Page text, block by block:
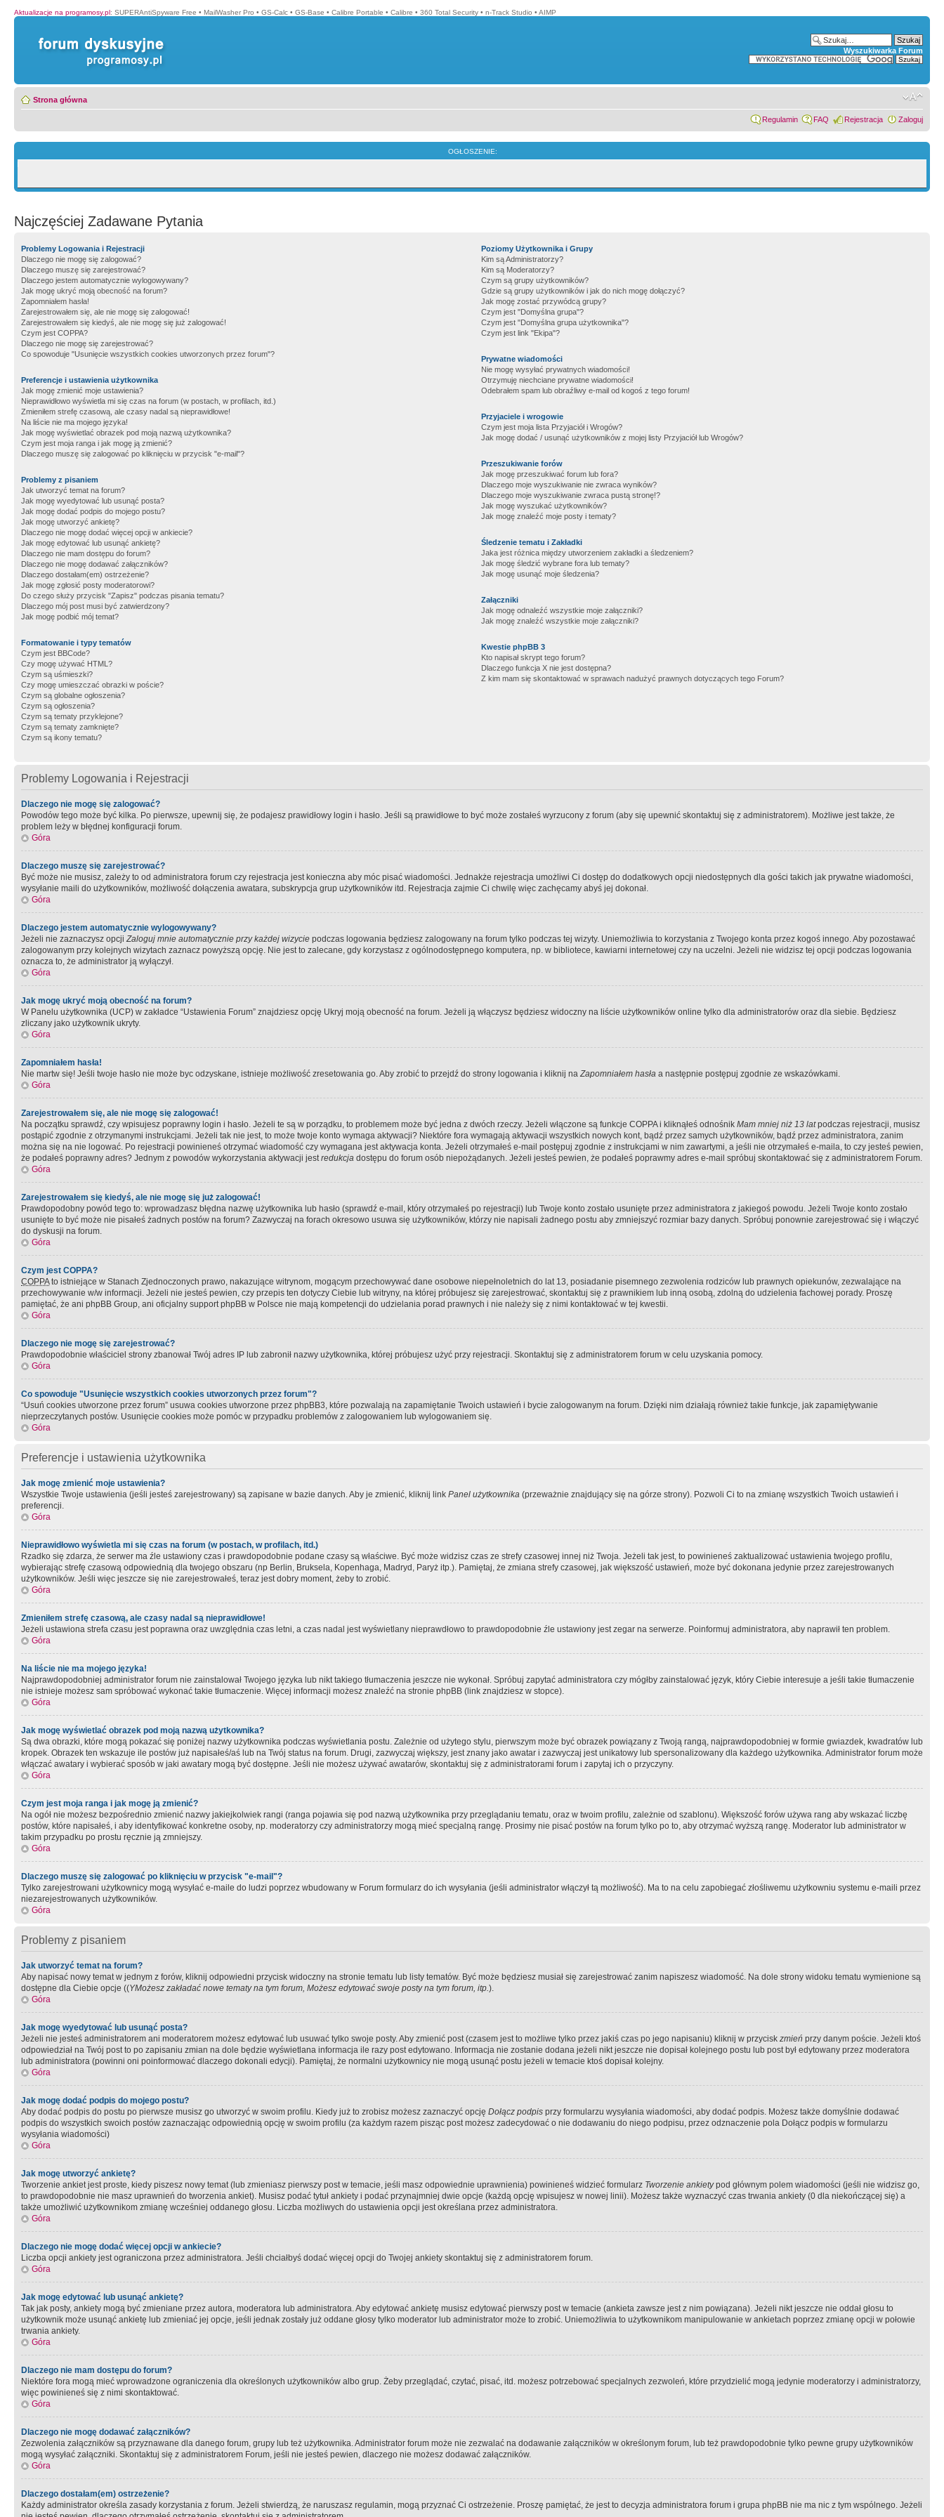
Aktualizacje na programosy.pl: SUPERAntiSpyware Free • MailWasher Pro • GS-Calc • GS-Base • Calibre Portable • Calibre • 360 Total Security • n-Track Studio • AIMP
Wyszukiwarka Forum
Strona główna
Regulamin FAQ Rejestracja Zaloguj
OGŁOSZENIE:
Najczęściej Zadawane Pytania
Problemy Logowania i Rejestracji
Dlaczego nie mogę się zalogować?
Dlaczego muszę się zarejestrować?
Dlaczego jestem automatycznie wylogowywany?
Jak mogę ukryć moją obecność na forum?
Zapomniałem hasła!
Zarejestrowałem się, ale nie mogę się zalogować!
Zarejestrowałem się kiedyś, ale nie mogę się już zalogować!
Czym jest COPPA?
Dlaczego nie mogę się zarejestrować?
Co spowoduje "Usunięcie wszystkich cookies utworzonych przez forum"?
Preferencje i ustawienia użytkownika
Jak mogę zmienić moje ustawienia?
Nieprawidłowo wyświetla mi się czas na forum (w postach, w profilach, itd.)
Zmieniłem strefę czasową, ale czasy nadal są nieprawidłowe!
Na liście nie ma mojego języka!
Jak mogę wyświetlać obrazek pod moją nazwą użytkownika?
Czym jest moja ranga i jak mogę ją zmienić?
Dlaczego muszę się zalogować po kliknięciu w przycisk "e-mail"?
Problemy z pisaniem
Jak utworzyć temat na forum?
Jak mogę wyedytować lub usunąć posta?
Jak mogę dodać podpis do mojego postu?
Jak mogę utworzyć ankietę?
Dlaczego nie mogę dodać więcej opcji w ankiecie?
Jak mogę edytować lub usunąć ankietę?
Dlaczego nie mam dostępu do forum?
Dlaczego nie mogę dodawać załączników?
Dlaczego dostałam(em) ostrzeżenie?
Jak mogę zgłosić posty moderatorowi?
Do czego służy przycisk "Zapisz" podczas pisania tematu?
Dlaczego mój post musi być zatwierdzony?
Jak mogę podbić mój temat?
Formatowanie i typy tematów
Czym jest BBCode?
Czy mogę używać HTML?
Czym są uśmieszki?
Czy mogę umieszczać obrazki w poście?
Czym są globalne ogłoszenia?
Czym są ogłoszenia?
Czym są tematy przyklejone?
Czym są tematy zamknięte?
Czym są ikony tematu?
Poziomy Użytkownika i Grupy
Kim są Administratorzy?
Kim są Moderatorzy?
Czym są grupy użytkowników?
Gdzie są grupy użytkowników i jak do nich mogę dołączyć?
Jak mogę zostać przywódcą grupy?
Czym jest "Domyślna grupa"?
Czym jest "Domyślna grupa użytkownika"?
Czym jest link "Ekipa"?
Prywatne wiadomości
Nie mogę wysyłać prywatnych wiadomości!
Otrzymuję niechciane prywatne wiadomości!
Odebrałem spam lub obraźliwy e-mail od kogoś z tego forum!
Przyjaciele i wrogowie
Czym jest moja lista Przyjaciół i Wrogów?
Jak mogę dodać / usunąć użytkowników z mojej listy Przyjaciół lub Wrogów?
Przeszukiwanie forów
Jak mogę przeszukiwać forum lub fora?
Dlaczego moje wyszukiwanie nie zwraca wyników?
Dlaczego moje wyszukiwanie zwraca pustą stronę!?
Jak mogę wyszukać użytkowników?
Jak mogę znaleźć moje posty i tematy?
Śledzenie tematu i Zakładki
Jaka jest różnica między utworzeniem zakładki a śledzeniem?
Jak mogę śledzić wybrane fora lub tematy?
Jak mogę usunąć moje śledzenia?
Załączniki
Jak mogę odnaleźć wszystkie moje załączniki?
Jak mogę znaleźć wszystkie moje załączniki?
Kwestie phpBB 3
Kto napisał skrypt tego forum?
Dlaczego funkcja X nie jest dostępna?
Z kim mam się skontaktować w sprawach nadużyć prawnych dotyczących tego Forum?
Problemy Logowania i Rejestracji
Dlaczego nie mogę się zalogować?
Powodów tego może być kilka. Po pierwsze, upewnij się, że podajesz prawidłowy login i hasło. Jeśli są prawidłowe to być może zostałeś wyrzucony z forum (aby się upewnić skontaktuj się z administratorem). Możliwe jest także, że
problem leży w błędnej konfiguracji forum.
Góra
Dlaczego muszę się zarejestrować?
Być może nie musisz, zależy to od administratora forum czy rejestracja jest konieczna aby móc pisać wiadomości. Jednakże rejestracja umożliwi Ci dostęp do dodatkowych opcji niedostępnych dla gości takich jak prywatne wiadomości,
wysyłanie maili do użytkowników, możliwość dołączenia awatara, subskrypcja grup użytkowników itd. Rejestracja zajmie Ci chwilę więc zachęcamy abyś jej dokonał.
Góra
Dlaczego jestem automatycznie wylogowywany?
Jeżeli nie zaznaczysz opcjiZaloguj mnie automatycznie przy każdej wizycie podczas logowania będziesz zalogowany na forum tylko podczas tej wizyty. Uniemożliwia to korzystania z Twojego konta przez kogoś innego. Aby pozostawać
zalogowanym przy kolejnych wizytach zaznacz powyższą opcję. Nie jest to zalecane, gdy korzystasz z ogólnodostępnego komputera, np. w bibliotece, kawiarni internetowej czy na uczelni. Jeżeli nie widzisz tej opcji podczas logowania
oznacza to, że administrator ją wyłączył.
Góra
Jak mogę ukryć moją obecność na forum?
W Panelu użytkownika (UCP) w zakładce “Ustawienia Forum” znajdziesz opcję Ukryj moją obecność na forum. Jeżeli ją włączysz będziesz widoczny na liście użytkowników online tylko dla administratorów oraz dla siebie. Będziesz
zliczany jako użytkownik ukryty.
Góra
Zapomniałem hasła!
Nie martw się! Jeśli twoje hasło nie może byc odzyskane, istnieje możliwość zresetowania go. Aby zrobić to przejdź do strony logowania i kliknij naZapomniałem hasła a następnie postępuj zgodnie ze wskazówkami.
Góra
Zarejestrowałem się, ale nie mogę się zalogować!
Na początku sprawdź, czy wpisujesz poprawny login i hasło. Jeżeli te są w porządku, to problemem może być jedna z dwóch rzeczy. Jeżeli włączone są funkcje COPPA i kliknąłeś odnośnik Mam mniej niż 13 latpodczas rejestracji, musisz
postąpić zgodnie z otrzymanymi instrukcjami. Jeżeli tak nie jest, to może twoje konto wymaga aktywacji? Niektóre fora wymagają aktywacji wszystkich nowych kont, bądź przez samych użytkowników, bądź przez administratora, zanim
można się na nie logować. Po rejestracji powinieneś otrzymać wiadomość czy wymagana jest aktywacja konta. Jeżeli otrzymałeś e-mail postępuj zgodnie z instrukcjami w nim zawartymi, a jeśli nie otrzymałeś e-maila, to czy jesteś pewien,
że podałeś poprawny adres? Jednym z powodów wykorzystania aktywacji jestredukcja dostępu do forum osób niepożądanych. Jeżeli jesteś pewien, że podałeś poprawmy adres e-mail spróbuj skontaktować się z administratorem Forum.
Góra
Zarejestrowałem się kiedyś, ale nie mogę się już zalogować!
Prawdopodobny powód tego to: wprowadzasz błędna nazwę użytkownika lub hasło (sprawdź e-mail, który otrzymałeś po rejestracji) lub Twoje konto zostało usunięte przez administratora z jakiegoś powodu. Jeżeli Twoje konto zostało
usunięte to być może nie pisałeś żadnych postów na forum? Zazwyczaj na forach okresowo usuwa się użytkowników, którzy nie napisali żadnego postu aby zmniejszyć rozmiar bazy danych. Spróbuj ponownie zarejestrować się i włączyć
do dyskusji na forum.
Góra
Czym jest COPPA?
COPPAto istniejące w Stanach Zjednoczonych prawo, nakazujące witrynom, mogącym przechowywać dane osobowe niepełnoletnich do lat 13, posiadanie pisemnego zezwolenia rodziców lub prawnych opiekunów, zezwalające na
przechowywanie w/w informacji. Jeżeli nie jesteś pewien, czy przepis ten dotyczy Ciebie lub witryny, na której próbujesz się zarejestrować, skontaktuj się z prawnikiem lub inną osobą, zdolną do udzielenia fachowej porady. Proszę
pamiętać, że ani phpBB Group, ani oficjalny support phpBB w Polsce nie mają kompetencji do udzielania porad prawnych i nie należy się z nimi kontaktować w tej kwestii.
Góra
Dlaczego nie mogę się zarejestrować?
Prawdopodobnie właściciel strony zbanował Twój adres IP lub zabronił nazwy użytkownika, której próbujesz użyć przy rejestracji. Skontaktuj się z administratorem forum w celu uzyskania pomocy.
Góra
Co spowoduje "Usunięcie wszystkich cookies utworzonych przez forum"?
“Usuń cookies utworzone przez forum” usuwa cookies utworzone przez phpBB3, które pozwalają na zapamiętanie Twoich ustawień i bycie zalogowanym na forum. Dzięki nim działają również takie funkcje, jak zapamiętywanie
nieprzeczytanych postów. Usunięcie cookies może pomóc w przypadku problemów z zalogowaniem lub wylogowaniem się.
Góra
Preferencje i ustawienia użytkownika
Jak mogę zmienić moje ustawienia?
Wszystkie Twoje ustawienia (jeśli jesteś zarejestrowany) są zapisane w bazie danych. Aby je zmienić, kliknij link Panel użytkownika (przeważnie znajdujący się na górze strony). Pozwoli Ci to na zmianę wszystkich Twoich ustawień i
preferencji.
Góra
Nieprawidłowo wyświetla mi się czas na forum (w postach, w profilach, itd.)
Rzadko się zdarza, że serwer ma źle ustawiony czas i prawdopodobnie podane czasy są właściwe. Być może widzisz czas ze strefy czasowej innej niż Twoja. Jeżeli tak jest, to powinieneś zaktualizować ustawienia twojego profilu,
wybierając strefę czasową odpowiednią dla twojego obszaru (np Berlin, Bruksela, Kopenhaga, Madryd, Paryż itp.). Pamiętaj, że zmiana strefy czasowej, jak większość ustawień, może być dokonana jedynie przez zarejestrowanych
użytkowników. Jeśli więc jeszcze się nie zarejestrowałeś, teraz jest dobry moment, żeby to zrobić.
Góra
Zmieniłem strefę czasową, ale czasy nadal są nieprawidłowe!
Jeżeli ustawiona strefa czasu jest poprawna oraz uwzględnia czas letni, a czas nadal jest wyświetlany nieprawdłowo to prawdopodobnie źle ustawiony jest zegar na serwerze. Poinformuj administratora, aby naprawił ten problem.
Góra
Na liście nie ma mojego języka!
Najprawdopodobniej administrator forum nie zainstalował Twojego języka lub nikt takiego tłumaczenia jeszcze nie wykonał. Spróbuj zapytać administratora czy mógłby zainstalować język, który Ciebie interesuje a jeśli takie tłumaczenie
nie istnieje możesz sam spróbować wykonać takie tłumaczenie. Więcej informacji możesz znaleźć na stronie phpBB (link znajdziesz w stopce).
Góra
Jak mogę wyświetlać obrazek pod moją nazwą użytkownika?
Są dwa obrazki, które mogą pokazać się poniżej nazwy użytkownika podczas wyświetlania postu. Zależnie od użytego stylu, pierwszym może być obrazek powiązany z Twoją rangą, najprawdopodobniej w formie gwiazdek, kwadratów lub
kropek. Obrazek ten wskazuje ile postów już napisałeś/aś lub na Twój status na forum. Drugi, zazwyczaj większy, jest znany jako awatar i zazwyczaj jest unikatowy lub spersonalizowany dla każdego użytkownika. Administrator forum może
włączać awatary i wybierać sposób w jaki awatary mogą być dostępne. Jeśli nie możesz używać awatarów, skontaktuj się z administratorami forum i zapytaj ich o przyczyny.
Góra
Czym jest moja ranga i jak mogę ją zmienić?
Na ogół nie możesz bezpośrednio zmienić nazwy jakiejkolwiek rangi (ranga pojawia się pod nazwą użytkownika przy przeglądaniu tematu, oraz w twoim profilu, zależnie od szablonu). Większość forów używa rang aby wskazać liczbę
postów, które napisałeś, i aby identyfikować konkretne osoby, np. moderatorzy czy administratorzy mogą mieć specjalną rangę. Prosimy nie pisać postów na forum tylko po to, aby otrzymać wyższą rangę. Moderator lub administrator w
takim przypadku po prostu ręcznie ją zmniejszy.
Góra
Dlaczego muszę się zalogować po kliknięciu w przycisk "e-mail"?
Tylko zarejestrowani użytkownicy mogą wysyłać e-maile do ludzi poprzez wbudowany w Forum formularz do ich wysyłania (jeśli administrator włączył tą możliwość). Ma to na celu zapobiegać złośliwemu użytkowniu systemu e-maili przez
niezarejestrowanych użytkowników.
Góra
Problemy z pisaniem
Jak utworzyć temat na forum?
Aby napisać nowy temat w jednym z forów, kliknij odpowiedni przycisk widoczny na stronie tematu lub listy tematów. Być może będziesz musiał się zarejestrować zanim napiszesz wiadomość. Na dole strony widoku tematu wymienione są
dostępne dla Ciebie opcje ((YMożesz zakładać nowe tematy na tym forum, Możesz edytować swoje posty na tym forum, itp.).
Góra
Jak mogę wyedytować lub usunąć posta?
Jeżeli nie jesteś administratorem ani moderatorem możesz edytować lub usuwać tylko swoje posty. Aby zmienić post (czasem jest to możliwe tylko przez jakiś czas po jego napisaniu) kliknij w przycisk zmień przy danym poście. Jeżeli ktoś
odpowiedział na Twój post to po zapisaniu zmian na dole będzie wyświetlana informacja ile razy post edytowano. Informacja nie zostanie dodana jeżeli nikt jeszcze nie dopisał kolejnego postu lub post był edytowany przez moderatora
lub administratora (powinni oni poinformować dlaczego dokonali edycji). Pamiętaj, że normalni użytkownicy nie mogą usunąć postu jeżeli w temacie ktoś dopisał kolejny.
Góra
Jak mogę dodać podpis do mojego postu?
Aby dodać podpis do postu po pierwsze musisz go utworzyć w swoim profilu. Kiedy już to zrobisz możesz zaznaczyć opcję Dołącz podpis przy formularzu wysyłania wiadomości, aby dodać podpis. Możesz także domyślnie dodawać
podpis do wszystkich swoich postów zaznaczając odpowiednią opcję w swoim profilu (za każdym razem pisząc post możesz zadecydować o nie dodawaniu do niego podpisu, przez odznaczenie pola Dołącz podpis w formularzu
wysyłania wiadomości)
Góra
Jak mogę utworzyć ankietę?
Tworzenie ankiet jest proste, kiedy piszesz nowy temat (lub zmieniasz pierwszy post w temacie, jeśli masz odpowiednie uprawnienia) powinieneś widzieć formularz Tworzenie ankietypod głównym polem wiadomości (jeśli nie widzisz go,
to prawdopodobnie nie masz uprawnień do tworzenia ankiet). Musisz podać tytuł ankiety i podać przynajmniej dwie opcje (każdą opcję wpisujesz w nowej linii). Możesz także wyznaczyć czas trwania ankiety (0 dla niekończącej się) a
także umożliwić użytkownikom zmianę wcześniej oddanego głosu. Liczba możliwych do ustawienia opcji jest określana przez administratora.
Góra
Dlaczego nie mogę dodać więcej opcji w ankiecie?
Liczba opcji ankiety jest ograniczona przez administratora. Jeśli chciałbyś dodać więcej opcji do Twojej ankiety skontaktuj się z administratorem forum.
Góra
Jak mogę edytować lub usunąć ankietę?
Tak jak posty, ankiety mogą być zmieniane przez autora, moderatora lub administratora. Aby edytować ankietę musisz edytować pierwszy post w temacie (ankieta zawsze jest z nim powiązana). Jeżeli nikt jeszcze nie oddał głosu to
użytkownik może usunąć ankietę lub zmieniać jej opcje, jeśli jednak zostały już oddane głosy tylko moderator lub administrator może to zrobić. Uniemożliwia to użytkownikom manipulowanie w ankietach poprzez zmianę opcji w połowie
trwania ankiety.
Góra
Dlaczego nie mam dostępu do forum?
Niektóre fora mogą mieć wprowadzone ograniczenia dla określonych użytkowników albo grup. Żeby przeglądać, czytać, pisać, itd. możesz potrzebować specjalnych zezwoleń, które przydzielić mogą jedynie moderatorzy i administratorzy,
więc powinieneś się z nimi skontaktować.
Góra
Dlaczego nie mogę dodawać załączników?
Zezwolenia załączników są przyznawane dla danego forum, grupy lub też użytkownika. Administrator forum może nie zezwalać na dodawanie załączników w określonym forum, lub też prawdopodobnie tylko pewne grupy użytkowników
mogą wysyłać załączniki. Skontaktuj się z administratorem Forum, jeśli nie jesteś pewien, dlaczego nie możesz dodawać załączników.
Góra
Dlaczego dostałam(em) ostrzeżenie?
Każdy administrator określa zasady korzystania z forum. Jeżeli stwierdzą, że naruszasz regulamin, mogą przyznać Ci ostrzeżenie. Proszę pamiętać, że jest to decyzja administratora forum i grupa phpBB nie ma nic z tym wspólnego. Jeżeli